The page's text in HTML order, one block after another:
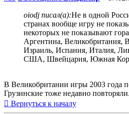
oiodj писал(а):Не в одной
странах вообще игру не
некоторых не показывают
Аргентина, Великобритания,
Израиль, Испания, Италия,
США, Швейцария, Южная
В Великобритании игры 2003 года
Грузинские тоже недавно повторяли.
Вернуться к началу